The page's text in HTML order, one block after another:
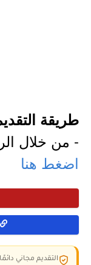
طريقة
- من خلال
اضغط هنا
التقديم مجاني